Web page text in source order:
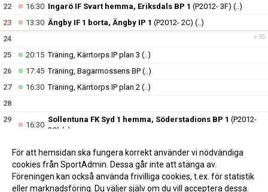
22
16:30 Ingarö IF Svart hemma, Eriksdals BP 1 (P2012- 3F) (..)
23
13:30 Ängby IF 1 borta, Ängby IP 1 (P2012- 2C) (..)
v.35
24
25
20:15Träning, Kärrtorps IP plan 3 (..)
26
17:45Träning, Bagarmossens BP (..)
27
16:30Träning, Kärrtorps IP plan 2 (..)
28
29
16:30
Sollentuna FK Syd 1 hemma, Söderstadions BP 1 (P2012-
2C) (..)
För att hemsidan ska fungera korrekt använder vi nödvändiga
cookies från SportAdmin. Dessa går inte att stänga av.
Föreningen kan också använda frivilliga cookies, t.ex. för statistik
eller marknadsföring. Du väljer själv om du vill acceptera dessa.